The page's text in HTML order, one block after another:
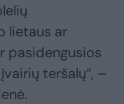
lietaus ar
pasidengusios
teršalų“, –